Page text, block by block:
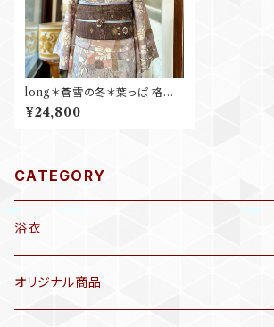
long＊蒼雪の冬＊葉っぱ 格子
水彩画 パープル ブルー グレー
小紋着物 B300
¥24,800
CATEGORY
浴衣
オリジナル商品